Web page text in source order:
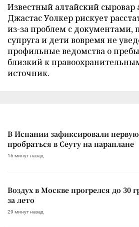
Известный алтайский сыровар
Джастас Уолкер рискует
из-за проблем с документами,
супруга и дети вовремя не
профильные ведомства о
близкий к
источник.
В Испании зафиксировали
пробраться в Сеуту на параплане
16 минут назад
Воздух в Москве прогрелся до 30
за лето
29 минут назад